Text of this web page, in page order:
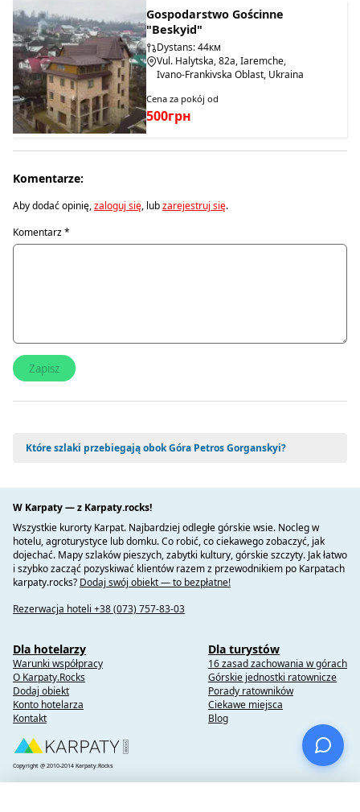
Gospodarstwo Gościnne
"Beskyid"
Dystans: 44км
Vul. Halytska, 82a, Iaremche,
Ivano-Frankivska Oblast, Ukraina
Cena za pokój od
500грн
Komentarze:
Aby dodać opinię,zaloguj się, lubzarejestruj się.
Komentarz*
Które szlaki przebiegają obok Góra Petros Gorganskyi?
W Karpaty — z Karpaty.rocks!
Wszystkie kurorty Karpat. Najbardziej odległe górskie wsie. Nocleg w
hotelu, agroturystyce lub domku. Co robić, co ciekawego zobaczyć, jak
dojechać. Mapy szlaków pieszych, zabytki kultury, górskie szczyty. Jak łatwo
i szybko zacząć pozyskiwać klientów razem z przewodnikiem po Karpatach
karpaty.rocks? Dodaj swój obiekt — to bezpłatne!
Rezerwacja hoteli +38 (073) 757-83-03
Dla hotelarzy
Warunki współpracy
O Karpaty.Rocks
Dodaj obiekt
Konto hotelarza
Kontakt
Dla turystów
16 zasad zachowania w górach
Górskie jednostki ratownicze
Porady ratowników
Ciekawe miejsca
Blog
Copyright @ 2010-2014 Karpaty.Rocks